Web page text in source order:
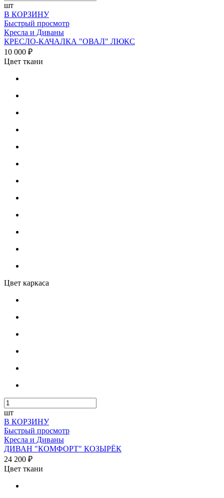
шт
В КОРЗИНУ
Быстрый просмотр
Кресла и Диваны
КРЕСЛО-КАЧАЛКА "ОВАЛ" ЛЮКС
10 000 ₽
Цвет ткани
Цвет каркаса
шт
В КОРЗИНУ
Быстрый просмотр
Кресла и Диваны
ДИВАН "КОМФОРТ" КОЗЫРЁК
24 200 ₽
Цвет ткани